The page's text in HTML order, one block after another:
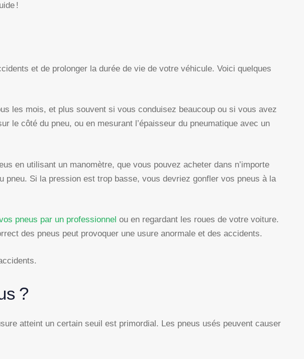
!
et de prolonger la durée de vie de votre véhicule. Voici quelques
les mois, et plus souvent si vous conduisez beaucoup ou si vous avez
le côté du pneu, ou en mesurant l’épaisseur du pneumatique avec un
en utilisant un manomètre, que vous pouvez acheter dans n’importe
Si la pression est trop basse, vous devriez gonfler vos pneus à la
pneus par un professionnel ou en regardant les roues de votre voiture.
des pneus peut provoquer une usure anormale et des accidents.
?
atteint un certain seuil est primordial. Les pneus usés peuvent causer